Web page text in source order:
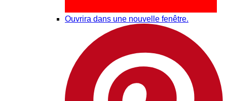
Ouvrira dans une nouvelle fenêtre.